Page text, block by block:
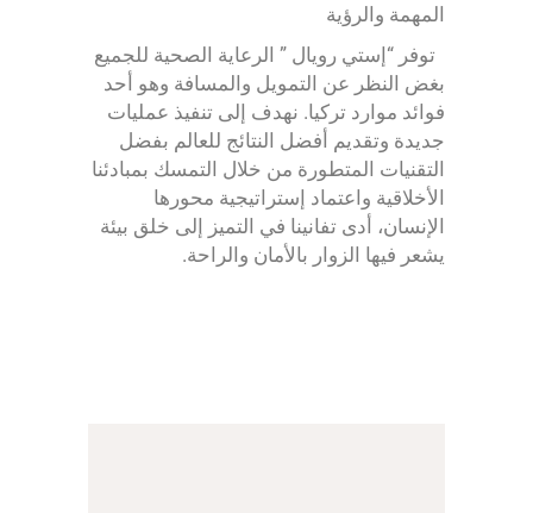
المهمة والرؤية
توفر “إستي رويال ” الرعاية الصحية للجميع
بغض النظر عن التمويل والمسافة وهو أحد
فوائد موارد تركيا. نهدف إلى تنفيذ عمليات
جديدة وتقديم أفضل النتائج للعالم بفضل
التقنيات المتطورة من خلال التمسك بمبادئنا
الأخلاقية واعتماد إستراتيجية محورها
الإنسان، أدى تفانينا في التميز إلى خلق بيئة
يشعر فيها الزوار بالأمان والراحة.